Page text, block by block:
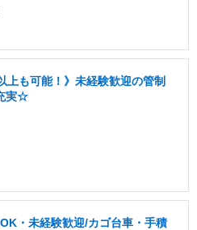
上も可能！》未経験歓迎の管制
実☆
・未経験歓迎/カゴ台車・手積